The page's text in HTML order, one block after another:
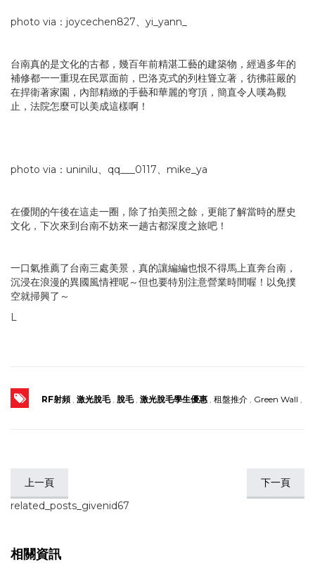
photo via：joycechen827、yi_yann_
台南真的是文化的古都，幾百年前精湛工藝的建築物，經過多年的
補修都一一重現在民眾面前，巴洛克式的列柱聳立著，彷彿莊嚴的
在捍衛著家園，內部精緻的手藝和華麗的穹頂，簡直令人嘆為觀
止，法院怎麼可以美成這樣啊！
photo via：uninilu、qq___0117、mike_ya
在優閒的午後在這走一圈，除了拍美照之餘，更能了解當時的歷史
文化，下次來到台南不妨來一趟古都深度之旅吧！
一口氣推薦了台南三處美景，真的讓編編也恨不得馬上直奔台南，
沉浸在浪漫的異國風情裡呢～但也要特別注意營業時間喔！以免撲
空就掃興了～
L
RF射頻 , 激光脫毛, 脫毛, 激光脫毛學生優惠 , 租盤推介 , Green Wall ,
上一頁
下一頁
related_posts_givenid67
相關資訊